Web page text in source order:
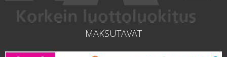
MAKSUTAVAT